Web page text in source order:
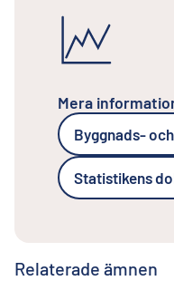
Mera
Byggnads-
Statistikens
Relaterade ämnen